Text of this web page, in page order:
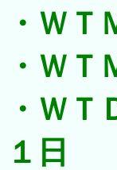
・Ｗ
・Ｗ
・Ｗ
１日